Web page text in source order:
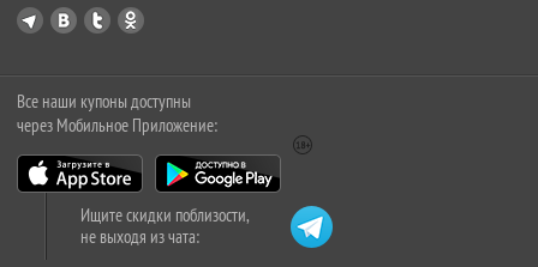
Все наши купоны доступны
через Мобильное Приложение:
Ищите скидки поблизости,
не выходя из чата: